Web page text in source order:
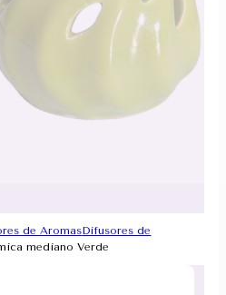
de AromasDifusores de
mediano Verde